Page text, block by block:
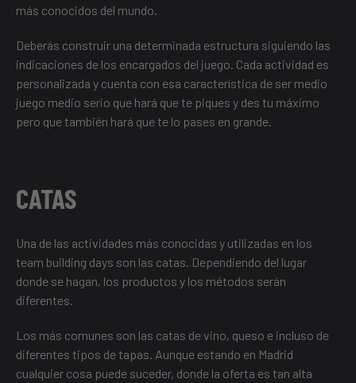
más conocidos del mundo.
Deberás construir una determinada estructura siguiendo las
indicaciones de los encargados del juego. Cada actividad es
personalizada y cuenta con esa característica de ser medio
juego medio serio que hará que te piques y des tu máximo
pero que también hará que te lo pases en grande.
CATAS
Una de las actividades más conocidas y utilizadas en los
team building days son las catas. Dependiendo del lugar
donde se hagan, los productos y los métodos serán
diferentes.
Los más comunes son las catas de vino, queso e incluso de
diferentes tipos de tapas. Aunque estando en Madrid
cualquier cosa puede suceder, donde la oferta es tan alta